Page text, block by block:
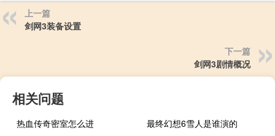
上一篇
剑网3装备设置
下一篇
剑网3剧情概况
相关问题
热血传奇密室怎么进
最终幻想6雪人是谁演的